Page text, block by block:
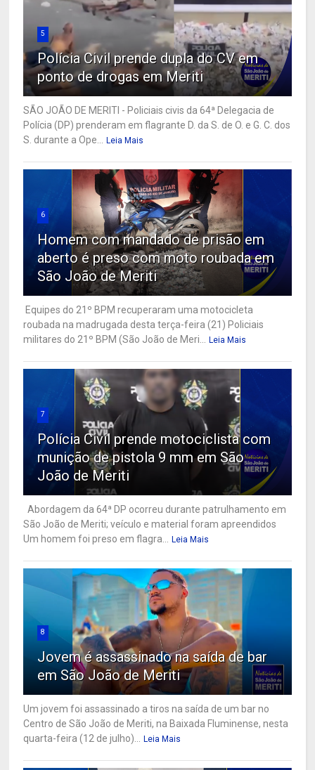
5
Polícia Civil prende dupla do CV em
ponto de drogas em Meriti
SÃO JOÃO DE MERITI - Policiais civis da 64ª Delegacia de
Polícia (DP) prenderam em flagrante D. da S. de O. e G. C. dos
S. durante a Ope... Leia Mais
6
Homem com mandado de prisão em
aberto é preso com moto roubada em
São João de Meriti
Equipes do 21º BPM recuperaram uma motocicleta
roubada na madrugada desta terça-feira (21) Policiais
militares do 21º BPM (São João de Meri... Leia Mais
7
Polícia Civil prende motociclista com
munição de pistola 9 mm em São
João de Meriti
Abordagem da 64ª DP ocorreu durante patrulhamento em
São João de Meriti; veículo e material foram apreendidos
Um homem foi preso em flagra... Leia Mais
8
Jovem é assassinado na saída de bar
em São João de Meriti
Um jovem foi assassinado a tiros na saída de um bar no
Centro de São João de Meriti, na Baixada Fluminense, nesta
quarta-feira (12 de julho)... Leia Mais